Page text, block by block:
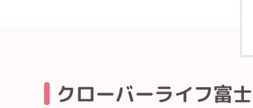
クローバーライフ富士